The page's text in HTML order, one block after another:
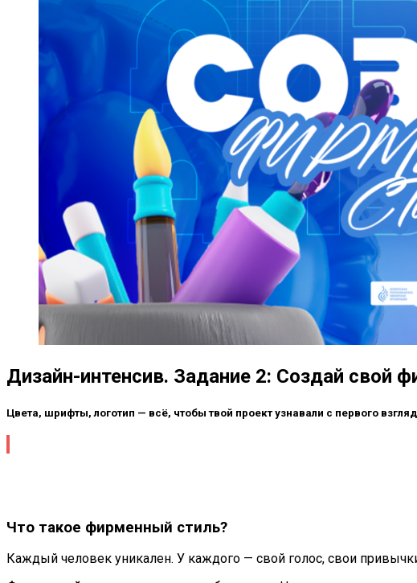
Дизайн-интенсив. Задание 2: Создай свой
Цвета, шрифты, логотип — всё, чтобы твой проект узнавали с первого
Что такое фирменный стиль?
Каждый человек уникален. У каждого — свой голос, свои